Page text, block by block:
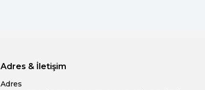
Adres & İletişim
Adres